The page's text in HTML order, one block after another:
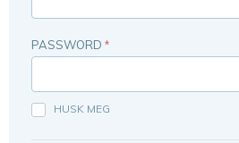
PASSWORD *
HUSK MEG